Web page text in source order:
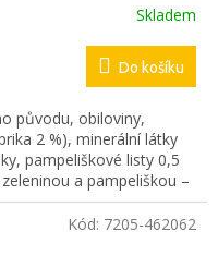
Skladem
Do košíku
původu, obiloviny,
2 %), minerální látky
pampeliškové listy 0,5
a pampeliškou –
papoušky.
Kód: 7205-462062